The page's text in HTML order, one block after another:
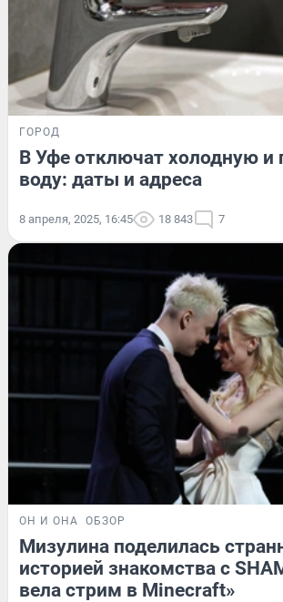
ГОРОД
В Уфе отключат холодную и
воду: даты и адреса
8 апреля, 2025, 16:45 18 843 7
ОН И ОНА ОБЗОР
Мизулина поделилась
историей знакомства с
вела стрим в Minecraft»